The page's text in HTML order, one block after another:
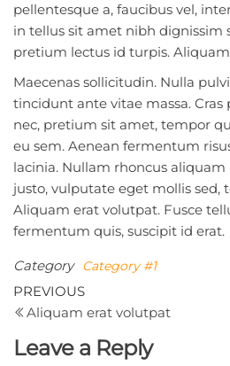
pellentesque a, faucibus vel,
in tellus sit amet nibh dignissim
pretium lectus id turpis.
Maecenas sollicitudin. Nulla
tincidunt ante vitae massa. Cras
nec, pretium sit amet, tempor
eu sem. Aenean fermentum
lacinia. Nullam rhoncus
justo, vulputate eget mollis sed,
Aliquam erat volutpat. Fusce
fermentum quis, suscipit id erat.
Category Category #1
Post
navigation
Previous
Post
PREVIOUS
Aliquam erat volutpat
Leave a Reply